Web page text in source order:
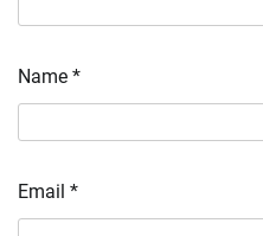
Name *
Email *